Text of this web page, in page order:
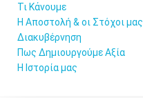
Τι Κάνουμε
Η Αποστολή & οι Στόχοι μας
Διακυβέρνηση
Πως Δημιουργούμε Αξία
Η Ιστορία μας